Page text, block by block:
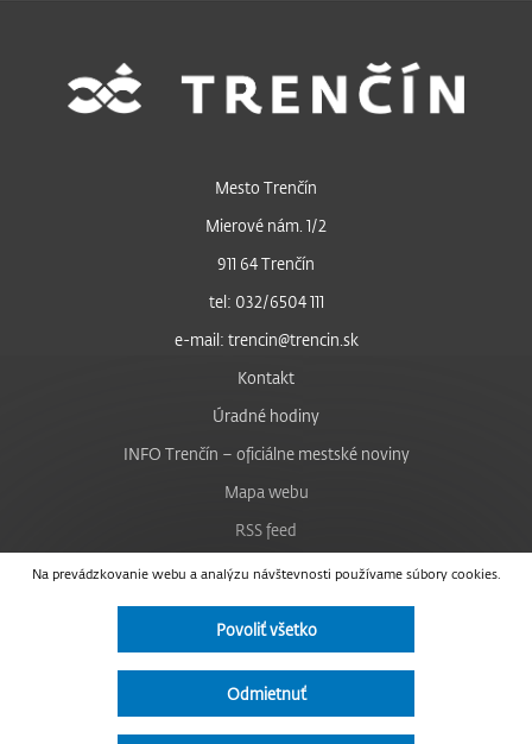
Na prevádzkovanie webu a analýzu návštevnosti používame súbory cookies.
Povoliť všetko
Odmietnuť
Mesto Trenčín
Mierové nám. 1/2
911 64 Trenčín
tel: 032/6504 111
e-mail: trencin@trencin.sk
Kontakt
Úradné hodiny
INFO Trenčín – oficiálne mestské noviny
Mapa webu
RSS feed
Nastavenie cookies
Facebook
Instagram
Vyhlásenie o prístupnosti